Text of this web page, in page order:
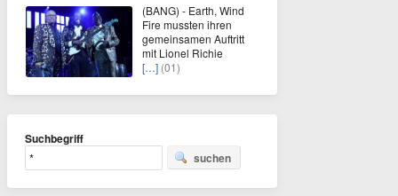
(BANG) - Earth, Wind
Fire mussten ihren
gemeinsamen Auftritt
mit Lionel Richie
[…] (01)
Suchbegriff
suchen